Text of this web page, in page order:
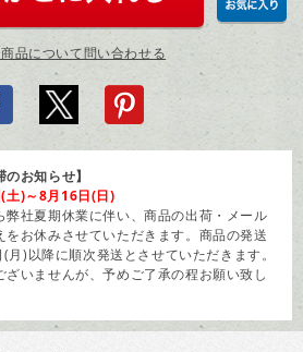
品について問い合わせる
お知らせ】
土)～8月16日(日)
社夏期休業に伴い、商品の出荷・メール
お休みさせていただきます。商品の発送
)以降に順次発送とさせていただきます。
いませんが、予めご了承の程お願い致し